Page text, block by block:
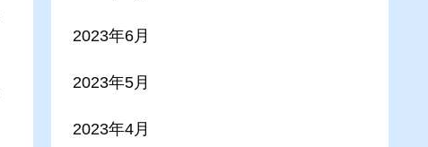
2023年6月
2023年5月
2023年4月